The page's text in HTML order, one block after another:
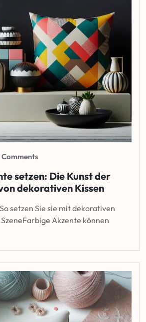
setzen: Die Kunst der
dekorativen Kissen
setzen Sie sie mit dekorativen
Akzente können